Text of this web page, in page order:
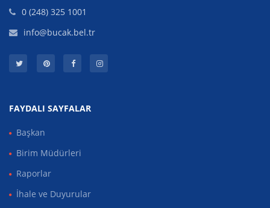
0 (248) 325 1001
info@bucak.bel.tr
FAYDALI SAYFALAR
Başkan
Birim Müdürleri
Raporlar
İhale ve Duyurular